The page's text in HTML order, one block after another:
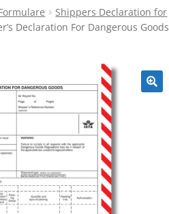
Shippers Declaration for
Declaration For Dangerous Goods